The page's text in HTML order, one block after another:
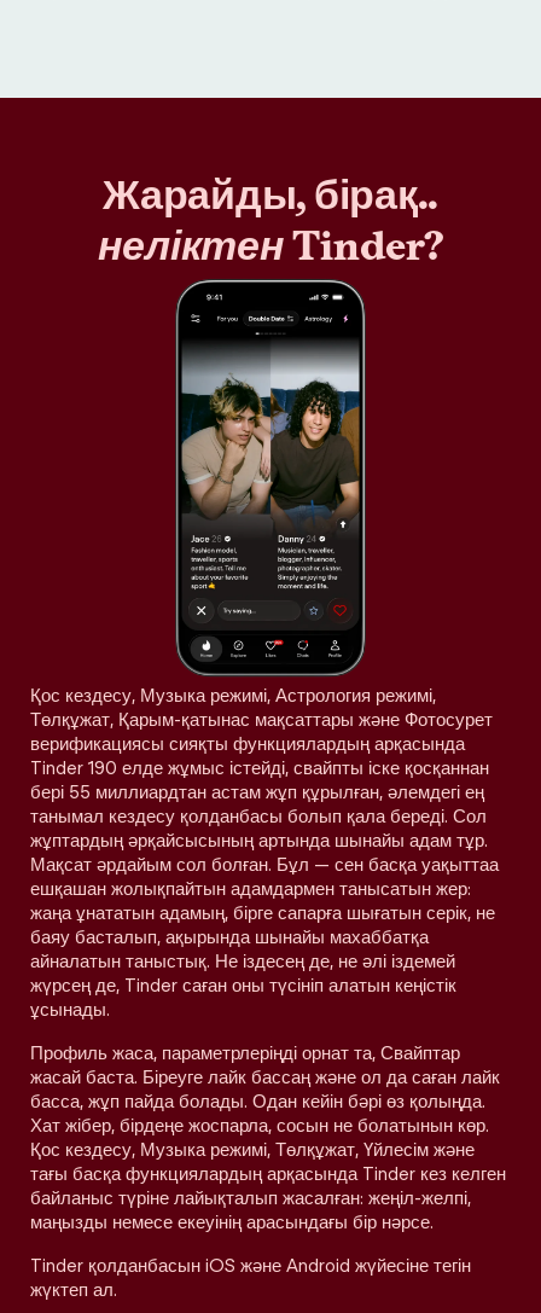
Жарайды, бірақ..
неліктенTinder?
Қос кездесу, Музыка режимі, Астрология режимі,
Төлқұжат, Қарым-қатынас мақсаттары және Фотосурет
верификациясы сияқты функциялардың арқасында
Tinder 190 елде жұмыс істейді, свайпты іске қосқаннан
бері 55 миллиардтан астам жұп құрылған, әлемдегі ең
танымал кездесу қолданбасы болып қала береді. Сол
жұптардың әрқайсысының артында шынайы адам тұр.
Мақсат әрдайым сол болған. Бұл — сен басқа уақыттаа
ешқашан жолықпайтын адамдармен танысатын жер:
жаңа ұнататын адамың, бірге сапарға шығатын серік, не
баяу басталып, ақырында шынайы махаббатқа
айналатын таныстық. Не іздесең де, не әлі іздемей
жүрсең де, Tinder саған оны түсініп алатын кеңістік
ұсынады.
Профиль жаса, параметрлеріңді орнат та, Свайптар
жасай баста. Біреуге лайк бассаң және ол да саған лайк
басса, жұп пайда болады. Одан кейін бәрі өз қолыңда.
Хат жібер, бірдеңе жоспарла, сосын не болатынын көр.
Қос кездесу, Музыка режимі, Төлқұжат, Үйлесім және
тағы басқа функциялардың арқасында Tinder кез келген
байланыс түріне лайықталып жасалған: жеңіл-желпі,
маңызды немесе екеуінің арасындағы бір нәрсе.
Tinder қолданбасын iOS және Android жүйесіне тегін
жүктеп ал.